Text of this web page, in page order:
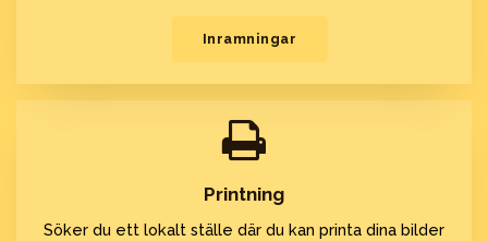
Inramningar
Printning
Söker du ett lokalt ställe där du kan printa dina bilder